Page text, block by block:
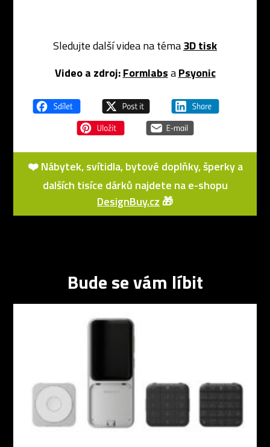
Sledujte další videa na téma3D tisk
Video a zdroj: FormlabsaPsyonic
❤️ Nábytek, svítidla, bytové doplňky, šperky a
dalších tisíce dárků najdete na e-shopu
DesignBuy.cz 🎁
Bude se vám líbit